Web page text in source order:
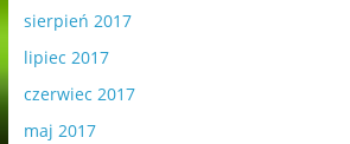
sierpień 2017
lipiec 2017
czerwiec 2017
maj 2017